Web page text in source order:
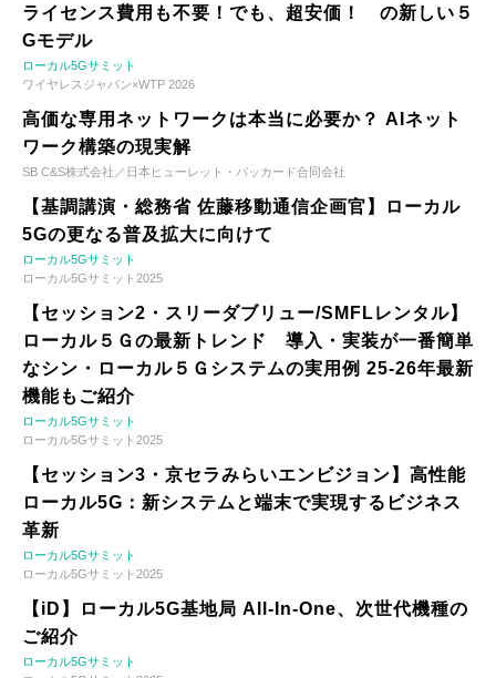
ライセンス費用も不要！でも、超安価！ の新しい５
Gモデル
ローカル5Gサミット
ワイヤレスジャパン×WTP 2026
高価な専用ネットワークは本当に必要か？ AIネット
ワーク構築の現実解
SB C&S株式会社／日本ヒューレット・パッカード合同会社
【基調講演・総務省 佐藤移動通信企画官】ローカル
5Gの更なる普及拡大に向けて
ローカル5Gサミット
ローカル5Gサミット2025
【セッション2・スリーダブリュー/SMFLレンタル】
ローカル５Ｇの最新トレンド 導入・実装が一番簡単
なシン・ローカル５Ｇシステムの実用例 25-26年最新
機能もご紹介
ローカル5Gサミット
ローカル5Gサミット2025
【セッション3・京セラみらいエンビジョン】高性能
ローカル5G：新システムと端末で実現するビジネス
革新
ローカル5Gサミット
ローカル5Gサミット2025
【iD】ローカル5G基地局 All-In-One、次世代機種の
ご紹介
ローカル5Gサミット